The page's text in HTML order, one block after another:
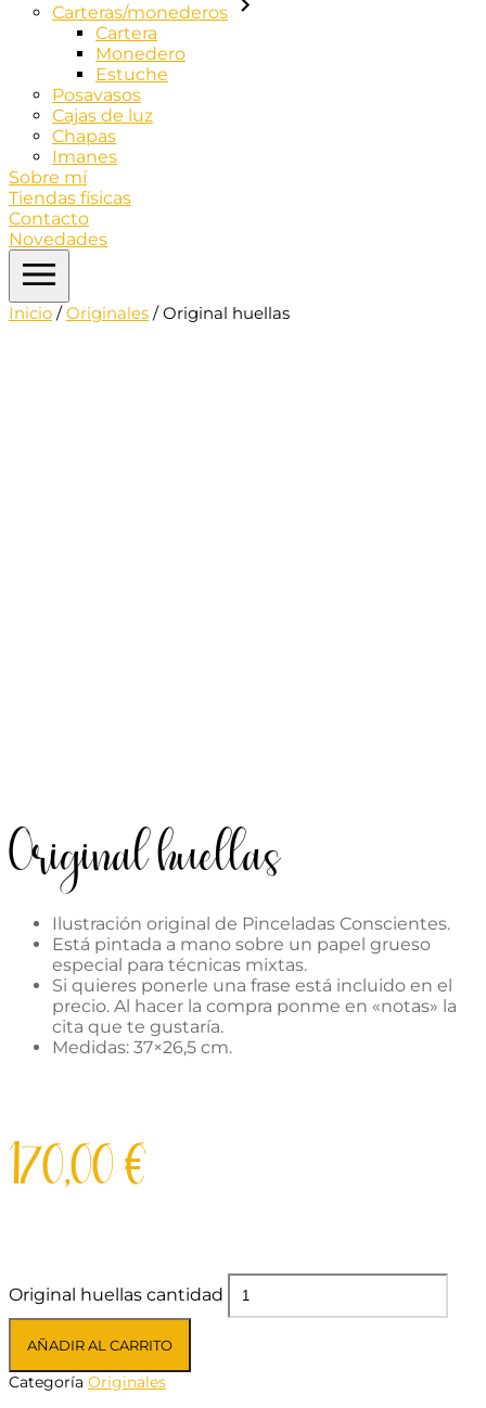
Carteras/monederos
Cartera
Monedero
Estuche
Posavasos
Cajas de luz
Chapas
Imanes
Sobre mí
Tiendas físicas
Contacto
Novedades
Inicio /Originales / Original huellas
Original huellas
Ilustración original de Pinceladas Conscientes.
Está pintada a mano sobre un papel grueso
especial para técnicas mixtas.
Si quieres ponerle una frase está incluido en el
precio. Al hacer la compra ponme en «notas» la
cita que te gustaría.
Medidas: 37×26,5 cm.
170,00€
Original huellas cantidad
AÑADIR AL CARRITO
Categoría Originales